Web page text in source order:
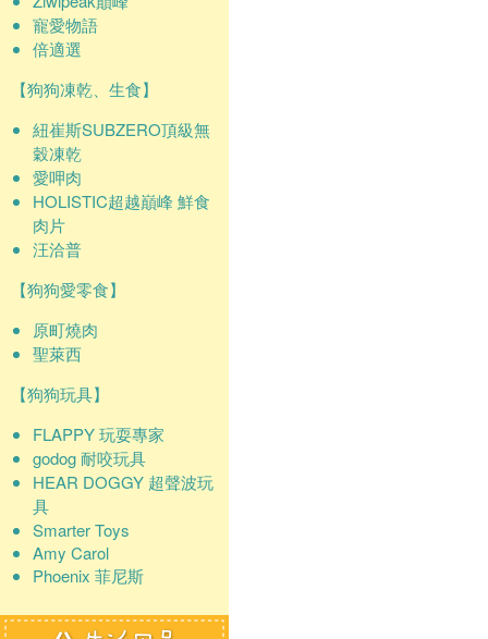
寵愛物語
倍適選
【狗狗凍乾、生食】
紐崔斯SUBZERO頂級無
穀凍乾
愛呷肉
HOLISTIC超越巔峰 鮮食
肉片
汪洽普
【狗狗愛零食】
原町燒肉
聖萊西
【狗狗玩具】
FLAPPY 玩耍專家
godog 耐咬玩具
HEAR DOGGY 超聲波玩
具
Smarter Toys
Amy Carol
Phoenix 菲尼斯